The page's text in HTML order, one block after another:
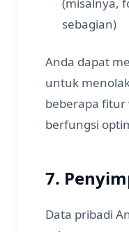
(misalnya,
sebagian)
Anda dapat
untuk
beberapa
berfungsi
7.
Data pribadi